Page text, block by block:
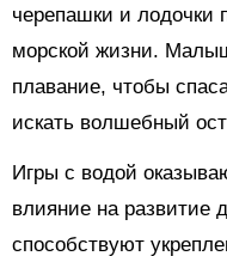
черепашки и лодочки
морской жизни.
плавание, чтобы
искать волшебный
Игры с водой
влияние на развитие
способствуют